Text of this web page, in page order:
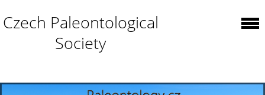
Czech Paleontological
Society